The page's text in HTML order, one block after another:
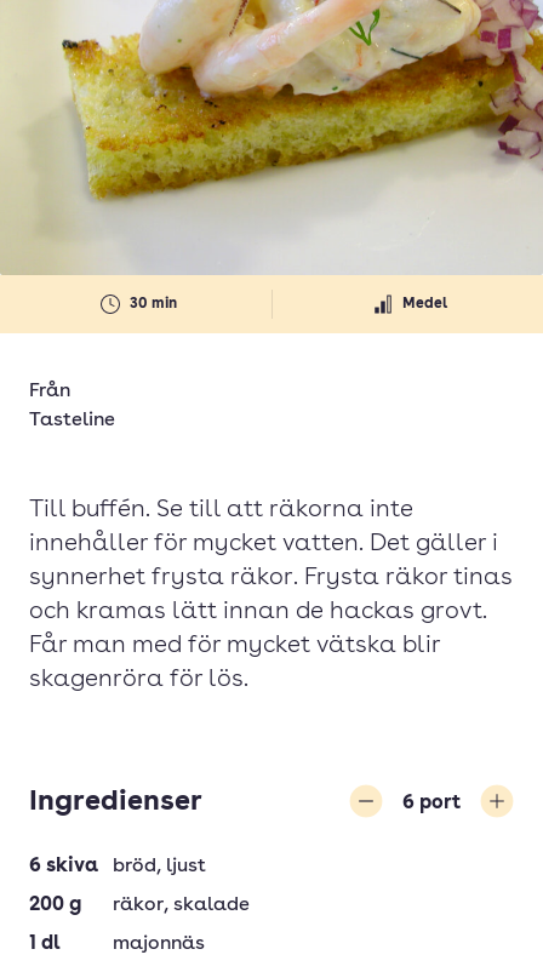
30 min Medel
Från
Tasteline
Till buffén. Se till att räkorna inte
innehåller för mycket vatten. Det gäller i
synnerhet frysta räkor. Frysta räkor tinas
och kramas lätt innan de hackas grovt.
Får man med för mycket vätska blir
skagenröra för lös.
Ingredienser 6 port
6 skiva bröd, ljust
200 g räkor, skalade
1 dl
majonnäs